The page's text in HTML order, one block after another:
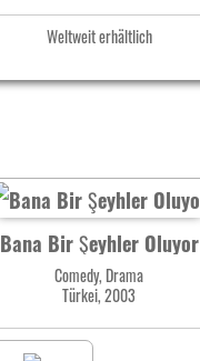
Weltweit erhältlich
Bana Bir Şeyhler Oluyor
Comedy, Drama
Türkei, 2003